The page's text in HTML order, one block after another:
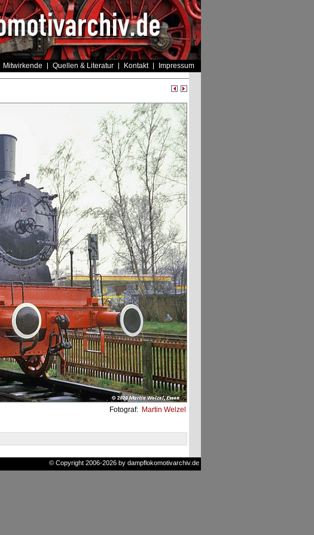
Mitwirkende Quellen & Literatur Kontakt Impressum
Fotograf: Martin Welzel
© Copyright 2006-2026 by dampflokomotivarchiv.de